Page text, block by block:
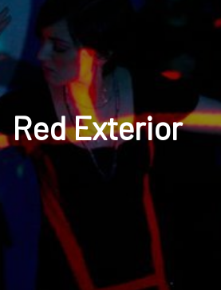
Red Exterior